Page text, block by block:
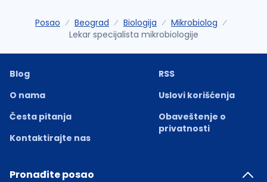
Posao Beograd Biologija
Mikrobiolog
Lekar specijalista mikrobiologije
Blog
O nama
Česta pitanja
Kontaktirajte nas
RSS
Uslovi korišćenja
Obaveštenje o
privatnosti
Pronađite posao